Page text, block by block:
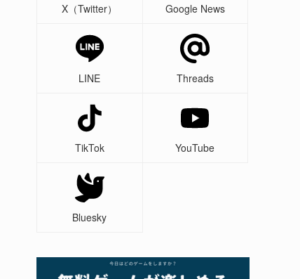
X（Twitter） Google News
LINE Threads
TikTok YouTube
Bluesky